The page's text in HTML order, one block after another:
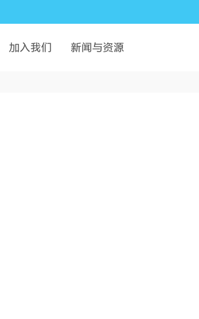
加入我们 新闻与资源